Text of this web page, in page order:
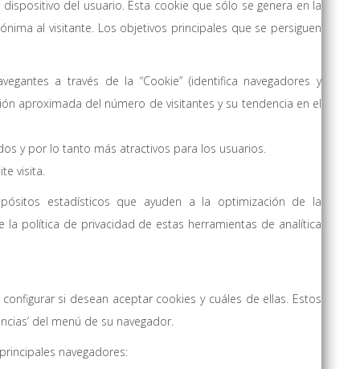
del usuario. Esta cookie que sólo se genera en la
al visitante. Los objetivos principales que se persiguen
a través de la “Cookie” (identifica navegadores y
aproximada del número de visitantes y su tendencia en el
y por lo tanto más atractivos para los usuarios.
visita.
estadísticos que ayuden a la optimización de la
política de privacidad de estas herramientas de analítica
si desean aceptar cookies y cuáles de ellas. Estos
del menú de su navegador.
navegadores: